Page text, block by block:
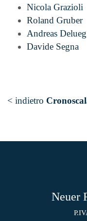
Nicola Grazioli
Roland Gruber
Andreas Delueg
Davide Segna
< indietro
Neuer